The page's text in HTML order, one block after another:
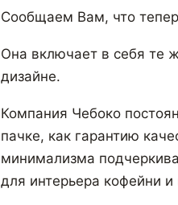
Сообщаем Вам, что
Она включает в себя те
дизайне.
Компания Чебоко
пачке, как гарантию
минимализма
для интерьера кофейни